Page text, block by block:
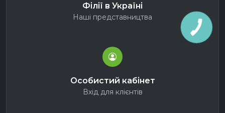
Філії в Україні
Наші представництва
Особистий кабінет
Вхід для клієнтів